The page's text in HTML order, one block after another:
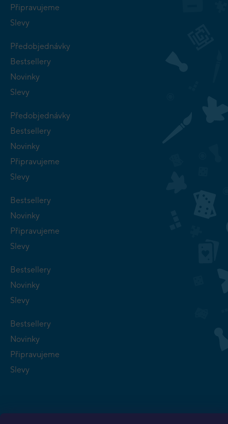
Připravujeme
Slevy
Předobjednávky
Bestsellery
Novinky
Slevy
Předobjednávky
Bestsellery
Novinky
Připravujeme
Slevy
Bestsellery
Novinky
Připravujeme
Slevy
Bestsellery
Novinky
Slevy
Bestsellery
Novinky
Připravujeme
Slevy